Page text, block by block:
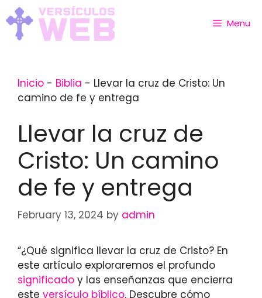
Skip
to
content
Menu
Inicio - Biblia - Llevar la cruz de Cristo: Un
camino de fe y entrega
Llevar la cruz de
Cristo: Un camino
de fe y entrega
February 13, 2024 by admin
“¿Qué significa llevar la cruz de Cristo? En
este artículo exploraremos el profundo
significado y las enseñanzas que encierra
este versículo bíblico. Descubre cómo